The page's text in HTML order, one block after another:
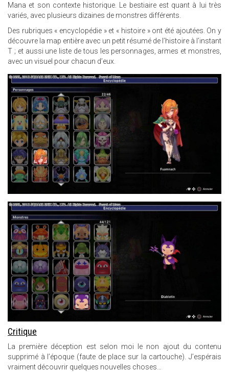
Mana et son contexte historique. Le bestiaire est quant à lui très
variés, avec plusieurs dizaines de monstres différents.
Des rubriques « encyclopédie » et « histoire » ont été ajoutées. On y
découvre la map entière avec un petit résumé de l’histoire à l’instant
T ; et aussi une liste de tous les personnages, armes et monstres,
avec un visuel pour chacun d’eux.
3.JPG
8.JPG
Critique
La première déception est selon moi le non ajout du contenu
supprimé à l’époque (faute de place sur la cartouche). J’espérais
vraiment découvrir quelques nouvelles choses…